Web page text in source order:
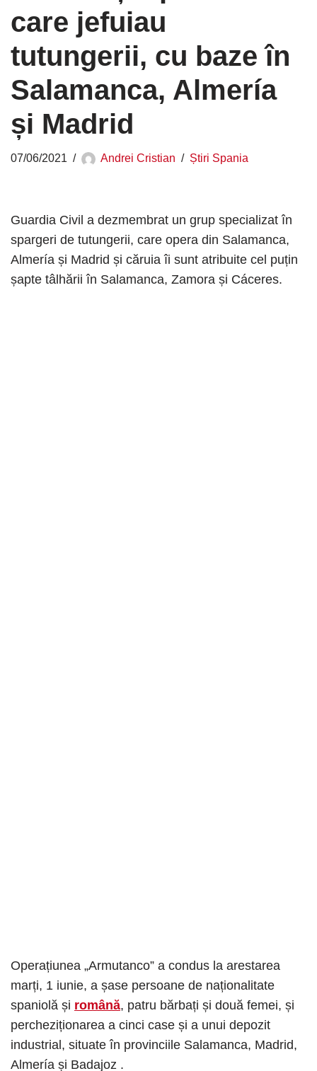
care jefuiau
tutungerii, cu baze în
Salamanca, Almería
și Madrid
07/06/2021 Andrei Cristian Știri Spania
Guardia Civil a dezmembrat un grup specializat în
spargeri de tutungerii, care opera din Salamanca,
Almería și Madrid și căruia îi sunt atribuite cel puțin
șapte tâlhării în Salamanca, Zamora și Cáceres.
Operațiunea „Armutanco” a condus la arestarea
marți, 1 iunie, a șase persoane de naționalitate
spaniolă și română, patru bărbați și două femei, și
percheziționarea a cinci case și a unui depozit
industrial, situate în provinciile Salamanca, Madrid,
Almería și Badajoz .